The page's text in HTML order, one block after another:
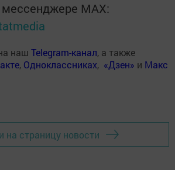
MАХ:
наш Telegram-канал, а также
, Одноклассниках, «Дзен» и Макс
на страницу новости